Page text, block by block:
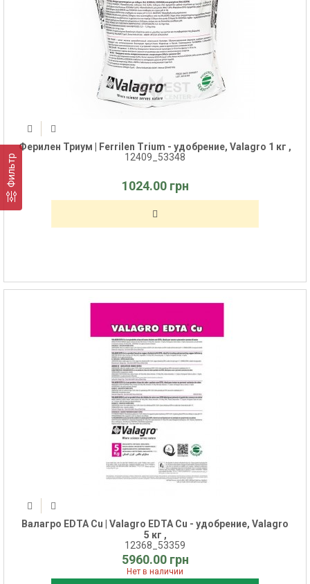
Фильтр
Ферилен Триум | Ferrilen Trium - удобрение, Valagro 1 кг ,
12409_53348
1024.00 грн
Валагро EDTA Cu | Valagro EDTA Cu - удобрение, Valagro
5 кг ,
12368_53359
5960.00 грн
Нет в наличии